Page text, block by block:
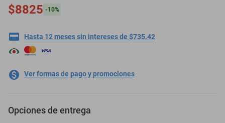
$8825 -10%
Hasta 12 meses sin intereses de $735.42
Ver formas de pago y promociones
Opciones de entrega